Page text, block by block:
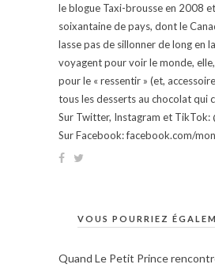
le blogue Taxi-brousse en 2008
soixantaine de pays, dont le
lasse pas de sillonner de long en
voyagent pour voir le monde, elle,
pour le « ressentir » (et,
tous les desserts au chocolat qui
Sur Twitter, Instagram et TikTok:
Sur Facebook: facebook.com/
VOUS POURRIEZ
Quand Le Petit Prince